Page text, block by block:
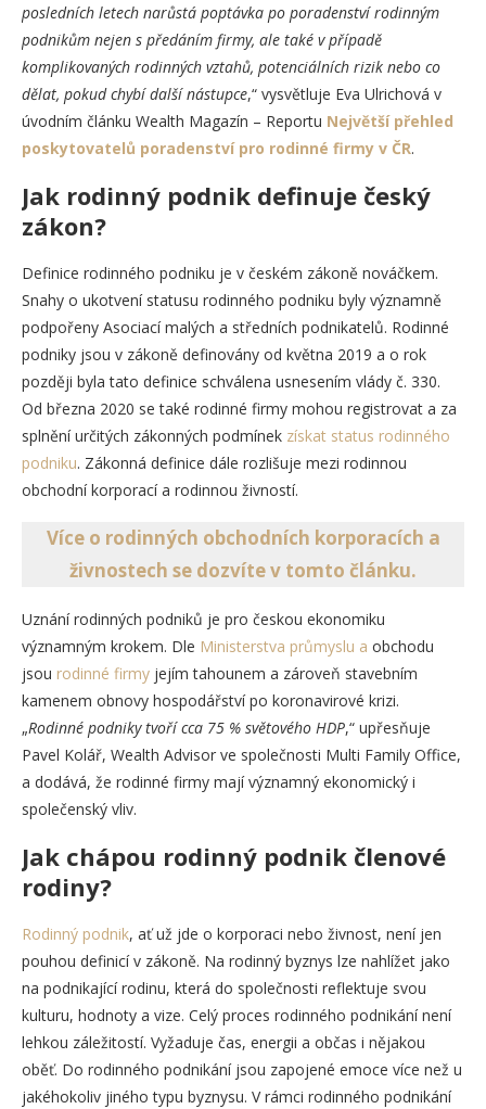
posledních letech narůstá poptávka po poradenství rodinným
podnikům nejen s předáním firmy, ale také v případě
komplikovaných rodinných vztahů, potenciálních rizik nebo co
dělat, pokud chybí další nástupce,“ vysvětluje Eva Ulrichová v
úvodním článku Wealth Magazín – Reportu Největší přehled
poskytovatelů poradenství pro rodinné firmy v ČR.
Jak rodinný podnik definuje český
zákon?
Definice rodinného podniku je v českém zákoně nováčkem.
Snahy o ukotvení statusu rodinného podniku byly významně
podpořeny Asociací malých a středních podnikatelů. Rodinné
podniky jsou v zákoně definovány od května 2019 a o rok
později byla tato definice schválena usnesením vlády č. 330.
Od března 2020 se také rodinné firmy mohou registrovat a za
splnění určitých zákonných podmínek získat status rodinného
podniku. Zákonná definice dále rozlišuje mezi rodinnou
obchodní korporací a rodinnou živností.
Více o rodinných obchodních korporacích a
živnostech se dozvíte v tomto článku.
Uznání rodinných podniků je pro českou ekonomiku
významným krokem. Dle Ministerstva průmyslu a obchodu
jsou rodinné firmy jejím tahounem a zároveň stavebním
kamenem obnovy hospodářství po koronavirové krizi.
„Rodinné podniky tvoří cca 75 % světového HDP,“ upřesňuje
Pavel Kolář, Wealth Advisor ve společnosti Multi Family Office,
a dodává, že rodinné firmy mají významný ekonomický i
společenský vliv.
Jak chápou rodinný podnik členové
rodiny?
Rodinný podnik, ať už jde o korporaci nebo živnost, není jen
pouhou definicí v zákoně. Na rodinný byznys lze nahlížet jako
na podnikající rodinu, která do společnosti reflektuje svou
kulturu, hodnoty a vize. Celý proces rodinného podnikání není
lehkou záležitostí. Vyžaduje čas, energii a občas i nějakou
oběť. Do rodinného podnikání jsou zapojené emoce více než u
jakéhokoliv jiného typu byznysu. V rámci rodinného podnikání